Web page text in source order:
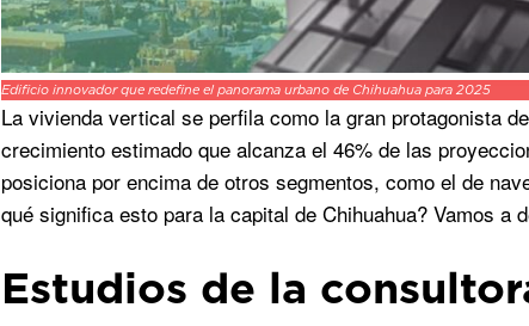
Edificio innovador que redefine el panorama urbano de Chihuahua para 2025
La vivienda vertical se perfila como la gran protagonista
crecimiento estimado que alcanza el 46% de las
posiciona por encima de otros segmentos, como el de
qué significa esto para la capital de Chihuahua? Vamos a
Estudios de la